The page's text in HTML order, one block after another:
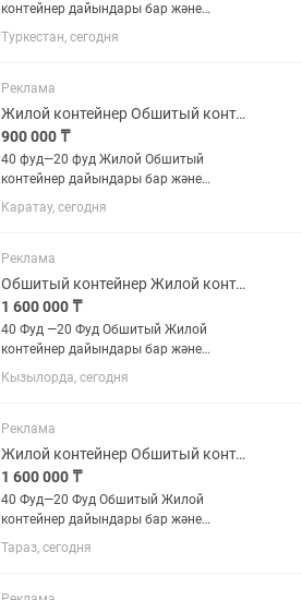
контейнер дайындары бар және
тапсырыспен жасаймыз Прарапски
Жилой Сталовый Душевой Туалет
Туркестан, сегодня
Реклама
Жилой контейнер Обшитый контейнер Жилые контейнер Утепление контейнер Вагон
900 000 ₸
40 фуд—20 фуд Жилой Обшитый
контейнер дайындары бар және
тапсырыспен жасаймыз Рауан
Прарапски Жилой Сталовый Душевой
Каратау, сегодня
Реклама
Обшитый контейнер Жилой контейнер Жилые контейнер Утепление контейнер
1 600 000 ₸
40 Фуд —20 Фуд Обшитый Жилой
контейнер дайындары бар және
тапсырыспен жасаймыз Прарапски
Жилой Сталовый Душевой Туалет
Кызылорда, сегодня
Реклама
Жилой контейнер Обшитый контейнер Жилые контейнер Утепление контейнер
1 600 000 ₸
40 Фуд—20 Фуд Обшитый Жилой
контейнер дайындары бар және
тапсырыспен жасаймыз Рауан
Прарапски Жилой Сталовый Душевой
Тараз, сегодня